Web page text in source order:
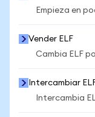
Empieza en
Vender ELF
Cambia ELF
Intercambiar
Intercambia